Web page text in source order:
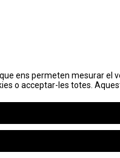
ens permeten mesurar el
o acceptar-les totes.
ens permeten mesurar el
o acceptar-les totes.